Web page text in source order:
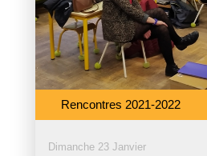
Rencontres 2021-2022
Dimanche 23 Janvier